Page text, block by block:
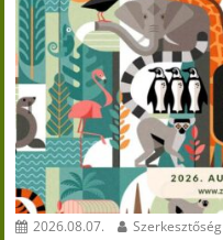
2026.08.07. Szerkesztőség